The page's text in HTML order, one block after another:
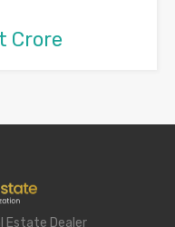
Crore
Estate Dealer